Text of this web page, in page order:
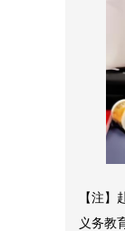
【注
义务教